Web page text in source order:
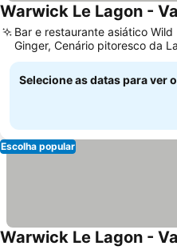
Warwick Le Lagon -
Bar e restaurante asiático Wild
Ginger, Cenário pitoresco da
Erakor
Selecione as datas para ver
Escolha popular
Warwick Le Lagon -